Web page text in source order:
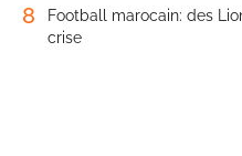
8
Football marocain: des
crise